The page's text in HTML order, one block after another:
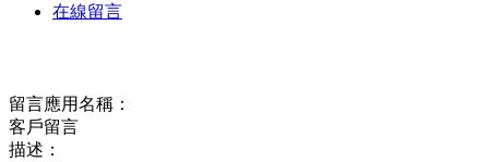
在線留言
留言應用名稱：
客戶留言
描述：